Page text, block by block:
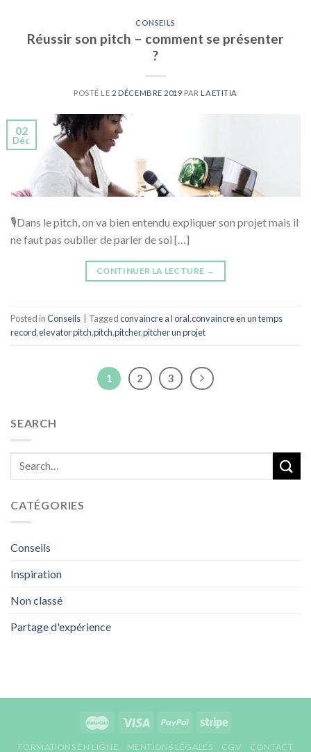
CONSEILS
Réussir son pitch – comment se présenter
?
POSTÉ LE 2 DÉCEMBRE 2019 PAR LAETITIA
02
Déc
🎙Dans le pitch, on va bien entendu expliquer son projet mais il
ne faut pas oublier de parler de soi […]
CONTINUER LA LECTURE →
Posted inConseils Taggedconvaincre a l oral,convaincre en un temps
record,elevator pitch,pitch,pitcher,pitcher un projet
1 2 3
SEARCH
CATÉGORIES
Conseils
Inspiration
Non classé
Partage d'expérience
FORMATIONS EN LIGNE MENTIONS LÉGALES CGV CONTACT